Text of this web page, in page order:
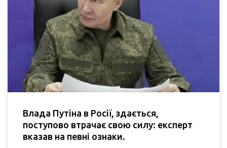
Влада Путіна в Росії, здається,
поступово втрачає свою силу: експерт
вказав на певні ознаки.